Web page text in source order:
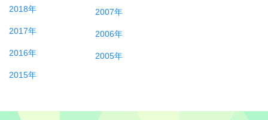
2018年
2017年
2016年
2015年
2007年
2006年
2005年